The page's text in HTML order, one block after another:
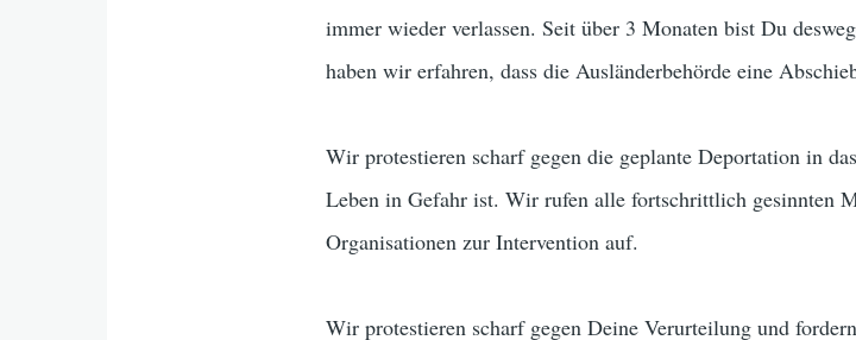
immer wieder verlassen. Seit über 3 Monaten bist Du
haben wir erfahren, dass die Ausländerbehörde eine
Wir protestieren scharf gegen die geplante Deportation in
Leben in Gefahr ist. Wir rufen alle fortschrittlich gesinnten
Organisationen zur Intervention auf.
Wir protestieren scharf gegen Deine Verurteilung und